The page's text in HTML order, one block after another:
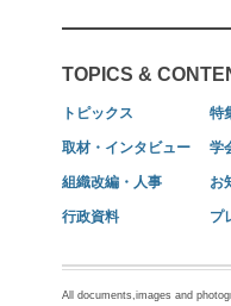
TOPICS &
トピックス 特
取材・インタビュー 学
組織改編・人事 お
行政資料 プ
All documents,images and